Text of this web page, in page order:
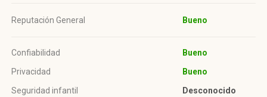
Reputación General Bueno
Confiabilidad
Bueno
Privacidad
Bueno
Seguridad infantil
Desconocido